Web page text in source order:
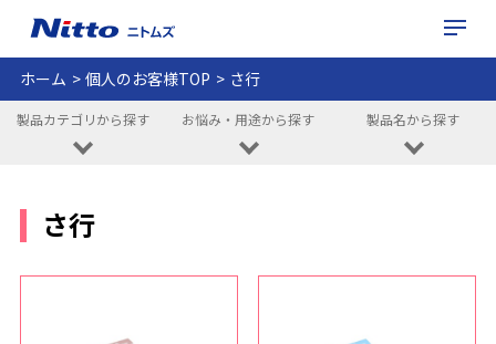
ホーム 個人のお客様TOP さ行
製品カテゴリから探す お悩み・用途から探す 製品名から探す
さ行